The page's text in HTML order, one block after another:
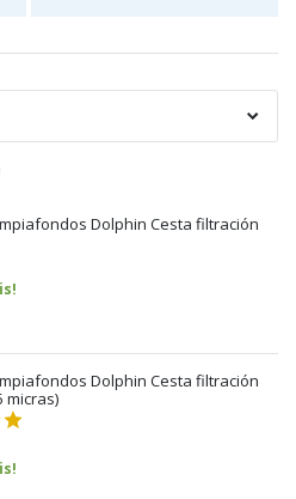
Dolphin Cesta filtración
Dolphin Cesta filtración
micras)